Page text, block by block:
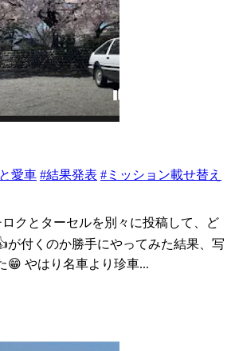
愛車 #結果発表 #ミッション載せ替え
ロクとターセルを別々に投稿して、ど
が付くのか勝手にやってみた結果、写
😁 やはり名車より珍車...